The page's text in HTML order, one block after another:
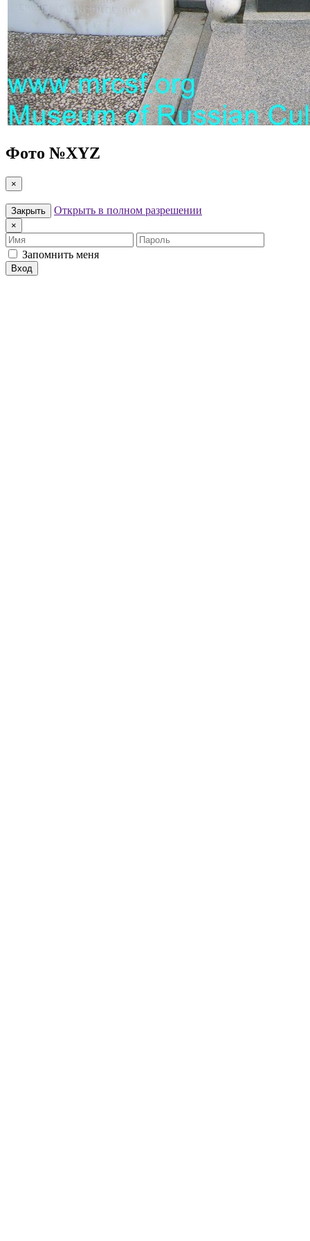
Фото №XYZ
×
Закрыть Открыть в полном разрешении
×
Имя
Пароль
Запомнить меня
Вход